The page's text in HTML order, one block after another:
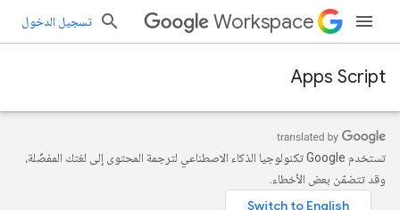
Workspace تسجيل الدخول
Apps Script
تستخدم Google تكنولوجيا الذكاء الاصطناعي لترجمة المحتوى إلى لغتك المفضّلة،
وقد تتضمّن بعض الأخطاء.